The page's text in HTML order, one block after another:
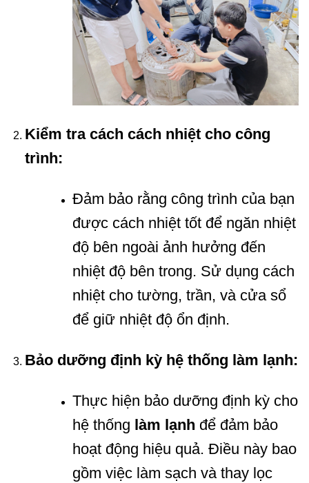
Kiểm tra cách cách nhiệt cho công
trình:
Đảm bảo rằng công trình của bạn
được cách nhiệt tốt để ngăn nhiệt
độ bên ngoài ảnh hưởng đến
nhiệt độ bên trong. Sử dụng cách
nhiệt cho tường, trần, và cửa sổ
để giữ nhiệt độ ổn định.
Bảo dưỡng định kỳ hệ thống làm lạnh:
Thực hiện bảo dưỡng định kỳ cho
hệ thống làm lạnh để đảm bảo
hoạt động hiệu quả. Điều này bao
gồm việc làm sạch và thay lọc